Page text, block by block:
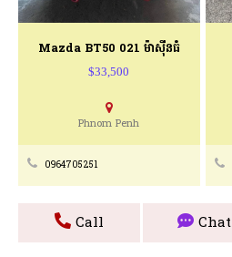
Call Chat
Mazda BT50 021 ម៉ាស៊ីនធំ
$33,500
Phnom Penh
0964705251